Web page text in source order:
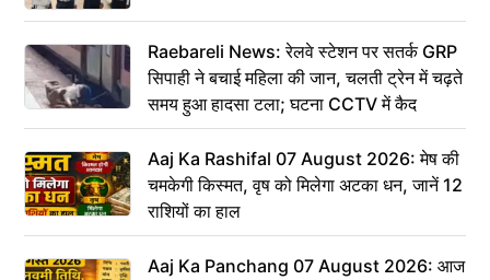
Raebareli News: रेलवे स्टेशन पर सतर्क GRP
सिपाही ने बचाई महिला की जान, चलती ट्रेन में चढ़ते
समय हुआ हादसा टला; घटना CCTV में कैद
Aaj Ka Rashifal 07 August 2026: मेष की
चमकेगी किस्मत, वृष को मिलेगा अटका धन, जानें 12
राशियों का हाल
Aaj Ka Panchang 07 August 2026: आज